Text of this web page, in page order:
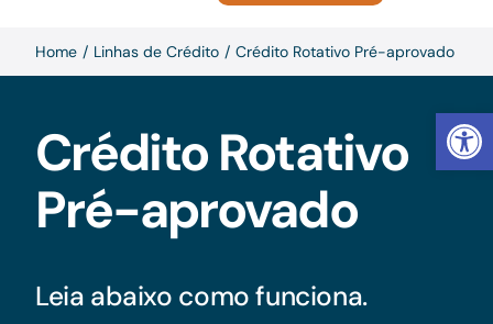
Abrir
Institucional
Atendimento
Home Linhas de Crédito Crédito Rotativo Pré-aprovado
Crédito Rotativo
Pré-aprovado
Leia abaixo como funciona.